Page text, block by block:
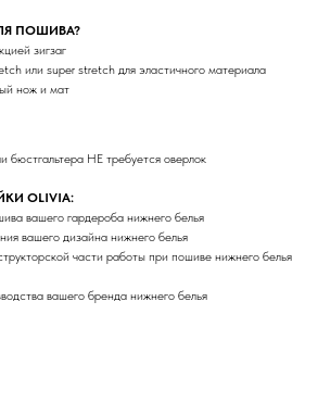
ПОШИВА?
зигзаг
или super stretch для эластичного материала
нож и мат
бюстгальтера НЕ требуется оверлок
OLIVIA:
вашего гардероба нижнего белья
вашего дизайна нижнего белья
части работы при пошиве нижнего белья
вашего бренда нижнего белья